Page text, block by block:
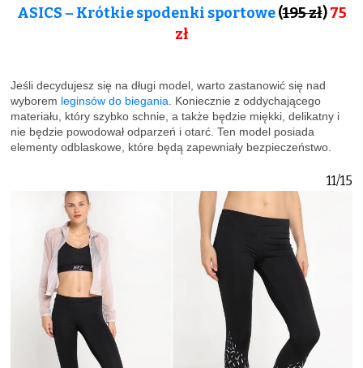
ASICS – Krótkie spodenki sportowe(195 zł)75
zł
Jeśli decydujesz się na długi model, warto zastanowić się nad
wyborem leginsów do biegania . Koniecznie z oddychającego
materiału, który szybko schnie, a także będzie miękki, delikatny i
nie będzie powodował odparzeń i otarć. Ten model posiada
elementy odblaskowe, które będą zapewniały bezpieczeństwo.
11/15